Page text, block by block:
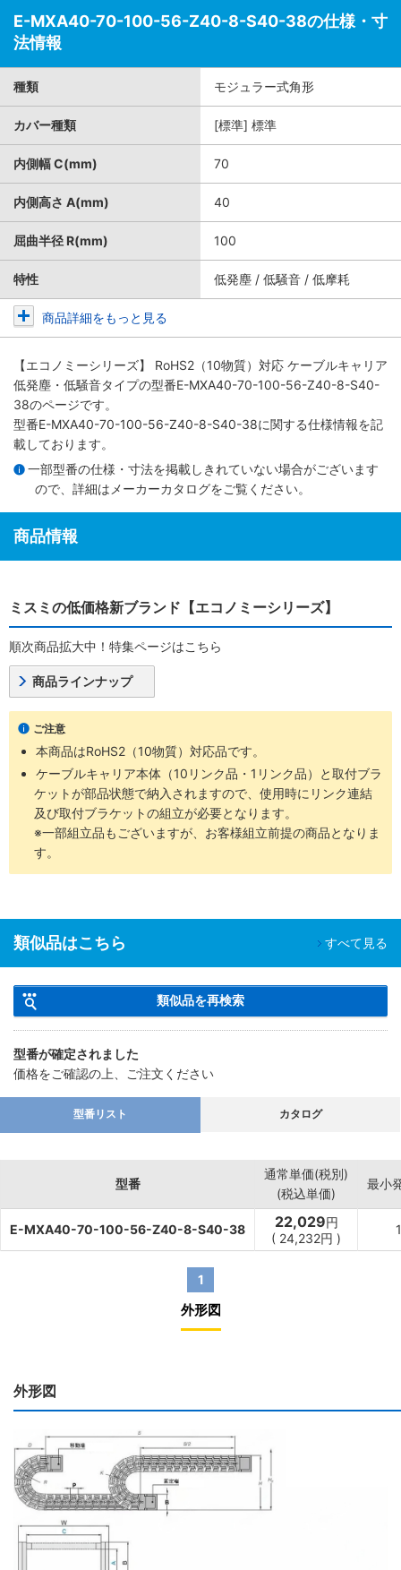
E-MXA40-70-100-56-Z40-8-S40-38の仕様・寸
法情報
種類 モジュラー式角形
カバー種類 [標準] 標準
内側幅 C(mm) 70
内側高さ A(mm) 40
屈曲半径 R(mm) 100
特性 低発塵 / 低騒音 / 低摩耗
商品詳細をもっと見る
【エコノミーシリーズ】 RoHS2（10物質）対応 ケーブルキャリア
低発塵・低騒音タイプの型番E-MXA40-70-100-56-Z40-8-S40-
38のページです。
型番E-MXA40-70-100-56-Z40-8-S40-38に関する仕様情報を記
載しております。
一部型番の仕様・寸法を掲載しきれていない場合がございます
ので、詳細は メーカーカタログをご覧ください。
商品情報
ミスミの低価格新ブランド【エコノミーシリーズ】
順次商品拡大中！特集ページはこちら
商品ラインナップ
ご注意
本商品はRoHS2（10物質）対応品です。
ケーブルキャリア本体（10リンク品・1リンク品）と取付ブラ
ケットが部品状態で納入されますので、使用時にリンク連結
及び取付ブラケットの組立が必要となります。
※一部組立品もございますが、お客様組立前提の商品となりま
す。
類似品はこちら すべて見る
類似品を再検索
型番が確定されました
価格をご確認の上、ご注文ください
型番リスト カタログ
型番
通常単価(税別)
(税込単価)
最小
E-MXA40-70-100-56-Z40-8-S40-38 22,029円
( 24,232円 )
1
外形図
外形図